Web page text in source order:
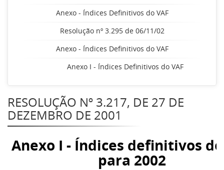
Anexo - Índices Definitivos do VAF
Resolução nº 3.295 de 06/11/02
Anexo - Índices Definitivos do VAF
Anexo I - Índices Definitivos do VAF
RESOLUÇÃO Nº 3.217, DE 27 DE
DEZEMBRO DE 2001
Anexo I - Índices definitivos do
para 2002